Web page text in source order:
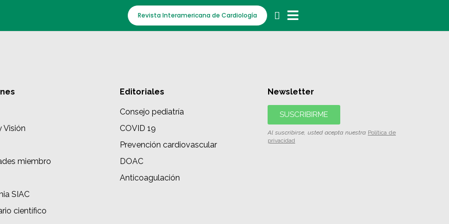
Revista Interamericana de Cardiología
Visión
miembro
SIAC
científico
Editoriales
Consejo pediatría
COVID 19
Prevención cardiovascular
DOAC
Anticoagulación
Newsletter
SUSCRIBIRME
Al suscribirse, usted acepta nuestra Política de
privacidad